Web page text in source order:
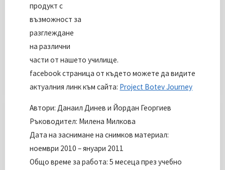
продукт с
възможност за
разглеждане
на различни
части от нашето училище.
facebook страница от където можете да видите
актуалния линк към сайта: Project Botev Journey
Автори: Данаил Динев и Йордан Георгиев
Ръководител: Милена Милкова
Дата на заснимане на снимков материал:
ноември 2010 – януари 2011
Общо време за работа: 5 месеца през учебно